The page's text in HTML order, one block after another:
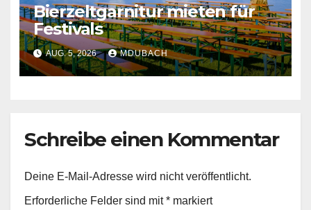
Bierzeltgarnitur mieten für
Festivals
AUG. 5, 2026 MDUBACH
Schreibe einen Kommentar
Deine E-Mail-Adresse wird nicht veröffentlicht.
Erforderliche Felder sind mit* markiert